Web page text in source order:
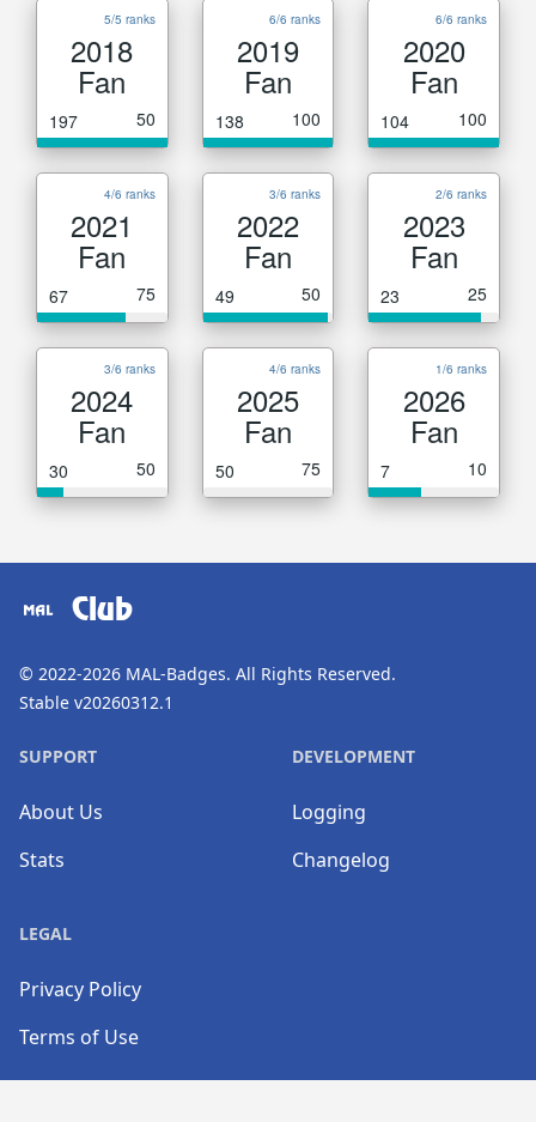
5/5 ranks
2018
Fan
197 50
6/6 ranks
2019
Fan
138 100
6/6 ranks
2020
Fan
104 100
4/6 ranks
2021
Fan
67 75
3/6 ranks
2022
Fan
49 50
2/6 ranks
2023
Fan
23 25
3/6 ranks
2024
Fan
30 50
4/6 ranks
2025
Fan
50 75
1/6 ranks
2026
Fan
7 10
Club
© 2022-2026 MAL-Badges. All Rights Reserved.
Stable v20260312.1
SUPPORT
About Us
Stats
DEVELOPMENT
Logging
Changelog
LEGAL
Privacy Policy
Terms of Use